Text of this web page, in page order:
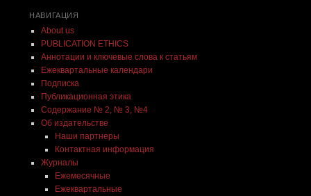
НАВИГАЦИЯ
About us
PUBLICATION ETHICS
Аннотации и ключевые слова к статьям
Ежеквартальные календари
Подписка
Публикационная этика
Содержание № 2, № 3, №4
Об издательстве
Наши партнеры
Контактная информация
Журналы
Ежемесячные
Ежеквартальные